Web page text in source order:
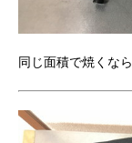
同じ面積で焼くな